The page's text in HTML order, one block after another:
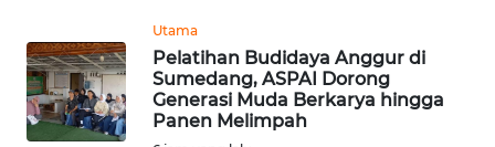
Utama
Pelatihan Budidaya Anggur di
Sumedang, ASPAI Dorong
Generasi Muda Berkarya hingga
Panen Melimpah
WN
PAPUA
BARAT